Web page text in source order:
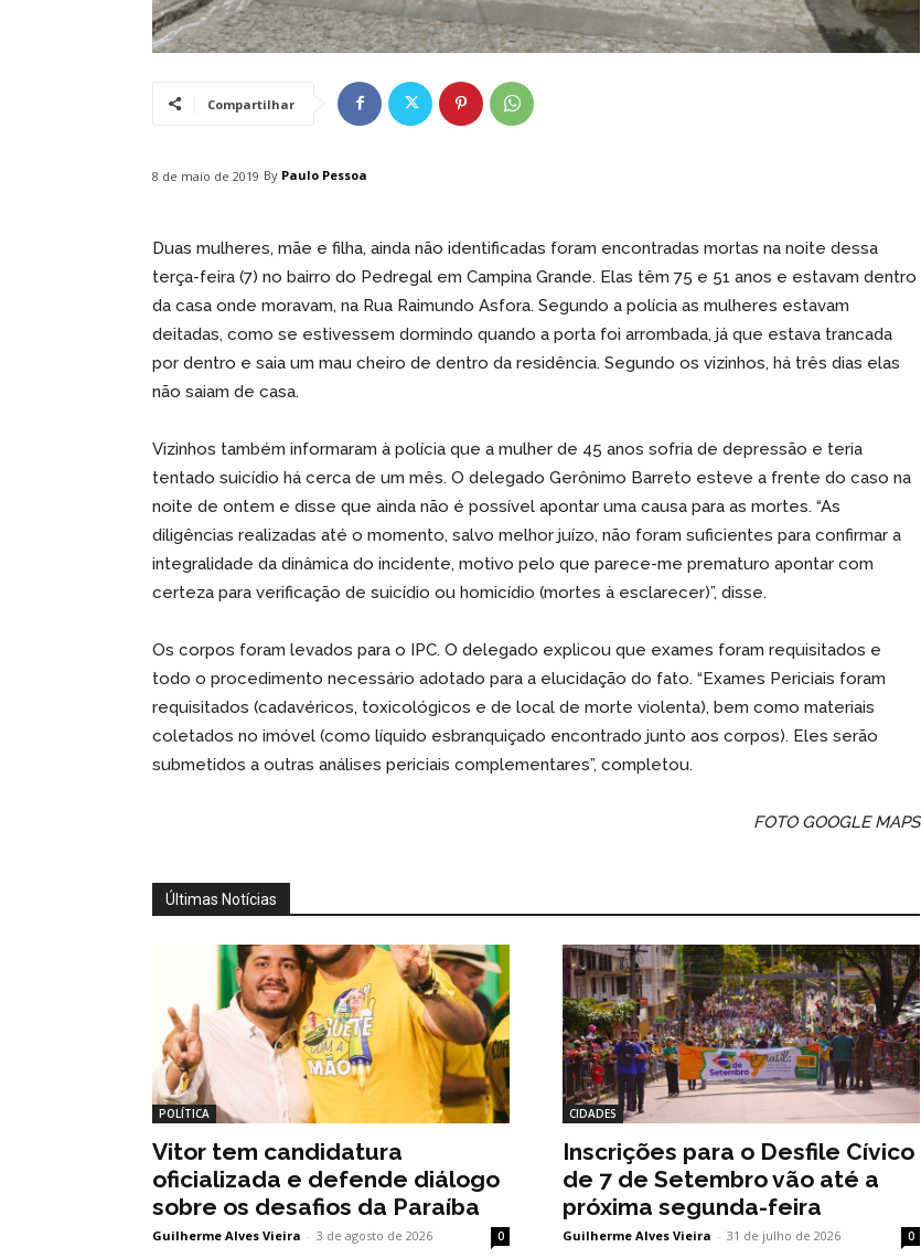
Compartilhar
8 de maio de 2019 By Paulo Pessoa
Duas mulheres, mãe e filha, ainda não identificadas foram encontradas mortas na noite dessa
terça-feira (7) no bairro do Pedregal em Campina Grande. Elas têm 75 e 51 anos e estavam dentro
da casa onde moravam, na Rua Raimundo Asfora. Segundo a polícia as mulheres estavam
deitadas, como se estivessem dormindo quando a porta foi arrombada, já que estava trancada
por dentro e saia um mau cheiro de dentro da residência. Segundo os vizinhos, há três dias elas
não saiam de casa.
Vizinhos também informaram à polícia que a mulher de 45 anos sofria de depressão e teria
tentado suicídio há cerca de um mês. O delegado Gerônimo Barreto esteve a frente do caso na
noite de ontem e disse que ainda não é possível apontar uma causa para as mortes. “As
diligências realizadas até o momento, salvo melhor juízo, não foram suficientes para confirmar a
integralidade da dinâmica do incidente, motivo pelo que parece-me prematuro apontar com
certeza para verificação de suicídio ou homicídio (mortes à esclarecer)”, disse.
Os corpos foram levados para o IPC. O delegado explicou que exames foram requisitados e
todo o procedimento necessário adotado para a elucidação do fato. “Exames Periciais foram
requisitados (cadavéricos, toxicológicos e de local de morte violenta), bem como materiais
coletados no imóvel (como líquido esbranquiçado encontrado junto aos corpos). Eles serão
submetidos a outras análises periciais complementares”, completou.
FOTO GOOGLE MAPS
Últimas Notícias
POLÍTICA
Vitor tem candidatura
oficializada e defende diálogo
sobre os desafios da Paraíba
Guilherme Alves Vieira - 3 de agosto de 2026 0
CIDADES
Inscrições para o Desfile Cívico
de 7 de Setembro vão até a
próxima segunda-feira
Guilherme Alves Vieira - 31 de julho de 2026 0